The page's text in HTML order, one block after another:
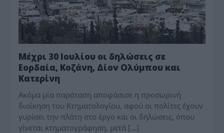
Μέχρι 30 Ιουλίου οι δηλώσεις σε
Εορδαία, Κοζάνη, Δίον Ολύμπου και
Κατερίνη
Ακόμα μία παράταση αποφάσισε η προσωρινή
διοίκηση του Κτηματολογίου, αφού οι πολίτες έχουν
γυρίσει την πλάτη στο έργο και οι δηλώσεις, όπου
γίνεται κτηματογράφηση, μετά […]